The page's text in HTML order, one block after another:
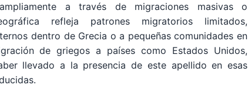
a través de migraciones masivas o
refleja patrones migratorios limitados,
dentro de Grecia o a pequeñas comunidades en
de griegos a países como Estados Unidos,
llevado a la presencia de este apellido en esas